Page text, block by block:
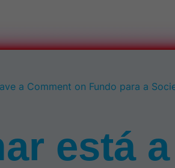
a Comment on Fundo para a
está